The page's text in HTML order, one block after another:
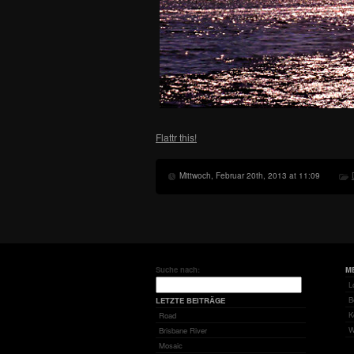
Flattr this!
Mittwoch, Februar 20th, 2013 at 11:09
Suche nach:
LETZTE BEITRÄGE
Road
Brisbane River
Mosaic